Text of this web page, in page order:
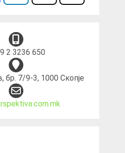
2 3236 650
бр. 7/9-3, 1000 Скопје